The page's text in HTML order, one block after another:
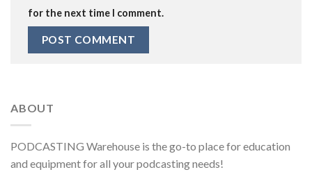
for the next time I comment.
ABOUT
PODCASTING Warehouse is the go-to place for education
and equipment for all your podcasting needs!